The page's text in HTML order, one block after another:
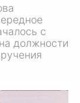
с
должности